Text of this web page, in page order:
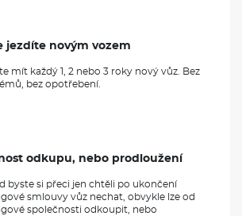
jezdíte novým vozem
mít každý 1, 2 nebo 3 roky nový vůz. Bez
bez opotřebení.
odkupu, nebo prodloužení
byste si přeci jen chtěli po ukončení
smlouvy vůz nechat, obvykle lze od
společnosti odkoupit, nebo